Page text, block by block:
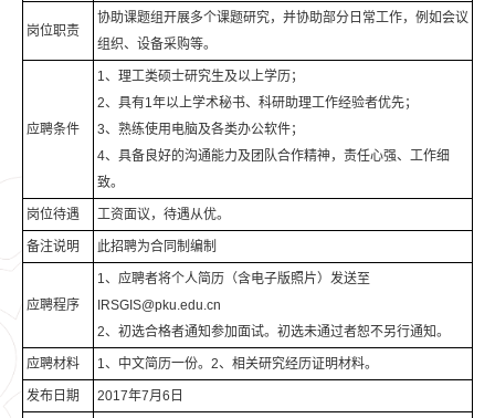
岗位职责
协助课题组开展多个课题研究，并协助部分日常工作，例如会议
组织、设备采购等。
应聘条件
1、理工类硕士研究生及以上学历；
2、具有1年以上学术秘书、科研助理工作经验者优先；
3、熟练使用电脑及各类办公软件；
4、具备良好的沟通能力及团队合作精神，责任心强、工作细
致。
岗位待遇 工资面议，待遇从优。
备注说明 此招聘为合同制编制
应聘程序
1、应聘者将个人简历（含电子版照片）发送至
IRSGIS@pku.edu.cn
2、初选合格者通知参加面试。初选未通过者恕不另行通知。
应聘材料 1、中文简历一份。2、相关研究经历证明材料。
发布日期 2017年7月6日